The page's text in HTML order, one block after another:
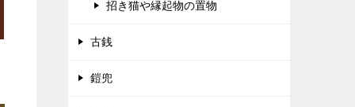
招き猫や縁起物の置物
古銭
鎧兜